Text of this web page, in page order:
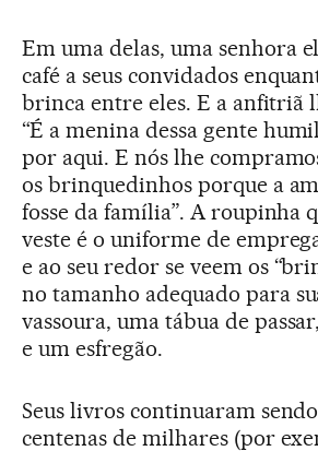
Em uma delas, uma senhora
café a seus convidados
brinca entre eles. E a anfitriã
“É a menina dessa gente
por aqui. E nós lhe
os brinquedinhos porque a
fosse da família”. A roupinha
veste é o uniforme de
e ao seu redor se veem os
no tamanho adequado para
vassoura, uma tábua de
e um esfregão.
Seus livros continuaram
centenas de milhares (por